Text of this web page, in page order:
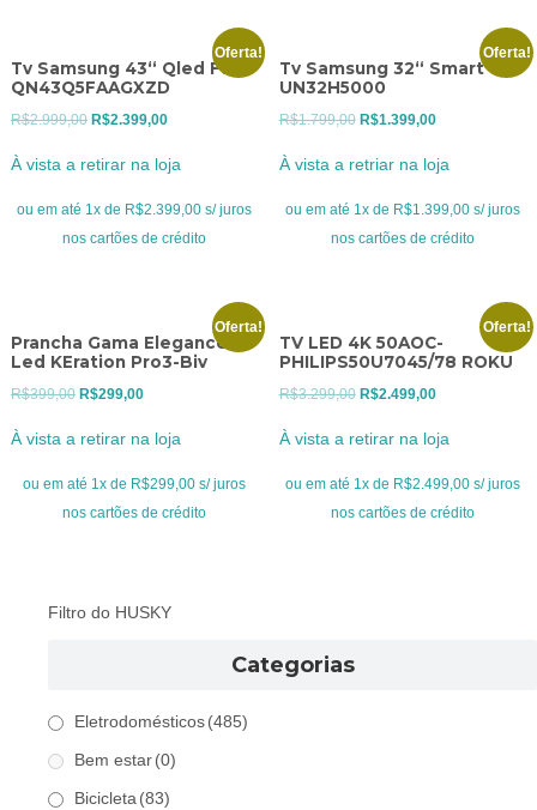
Oferta!
Tv Samsung 43“ Qled Full
QN43Q5FAAGXZD
R$2.999,00 O
era:
R$2.999,00.
R$2.399,00O
atual
é:
R$2.399,00.
À vista a retirar na loja
ou em até 1x de R$2.399,00 s/ juros
nos cartões de crédito
Oferta!
Tv Samsung 32“ Smart
UN32H5000
R$1.799,00 O
era:
R$1.799,00.
R$1.399,00O
atual
é:
R$1.399,00.
À vista a retriar na loja
ou em até 1x de R$1.399,00 s/ juros
nos cartões de crédito
Oferta!
Prancha Gama Elegance
Led KEration Pro3-Biv
R$399,00 O
original
era:
R$399,00.
R$299,00O
atual
é:
R$299,00.
À vista a retirar na loja
ou em até 1x de R$299,00 s/ juros
nos cartões de crédito
Oferta!
TV LED 4K 50AOC-
PHILIPS50U7045/78 ROKU
R$3.299,00 O
original
era:
R$3.299,00.
R$2.499,00O
atual
é:
R$2.499,00.
À vista a retirar na loja
ou em até 1x de R$2.499,00 s/ juros
nos cartões de crédito
Filtro do HUSKY
Categorias
Eletrodomésticos (485)
Bem estar (0)
Bicicleta (83)